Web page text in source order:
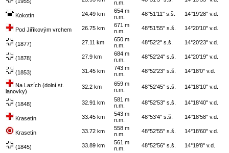
n.m.
Kokotín 24.49 km
654 m
n.m.
48°51'11'' s.š. 14°19'28'' v.d.
Pod Jiříkovým vrchem 26.75 km
671 m
n.m.
48°51'55'' s.š. 14°20'10'' v.d.
(1877) 27.11 km
650 m
n.m.
48°52'2'' s.š. 14°20'23'' v.d.
(1878) 27.9 km
684 m
n.m.
48°52'24'' s.š. 14°20'19'' v.d.
(1853) 31.45 km
743 m
n.m.
48°52'23'' s.š. 14°18'0'' v.d.
Na Lazích (dolní st.
lanovky)
32.2 km
659 m
n.m.
48°52'45'' s.š. 14°18'10'' v.d.
(1848) 32.91 km
581 m
n.m.
48°52'53'' s.š. 14°18'40'' v.d.
Krasetín 33.45 km
543 m
n.m.
48°53'4'' s.š. 14°18'58'' v.d.
Krasetín 33.72 km
558 m
n.m.
48°52'55'' s.š. 14°18'60'' v.d.
(1845) 33.89 km
561 m
n.m.
48°52'56'' s.š. 14°19'8'' v.d.